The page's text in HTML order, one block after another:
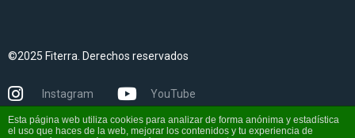
©2025 Fiterra. Derechos reservados
Instagram YouTube
Esta página web utiliza cookies para analizar de forma anónima y estadística
el uso que haces de la web, mejorar los contenidos y tu experiencia de